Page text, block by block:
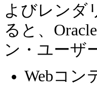
よびレンダ
ると、
ン・ユーザ
Webコン